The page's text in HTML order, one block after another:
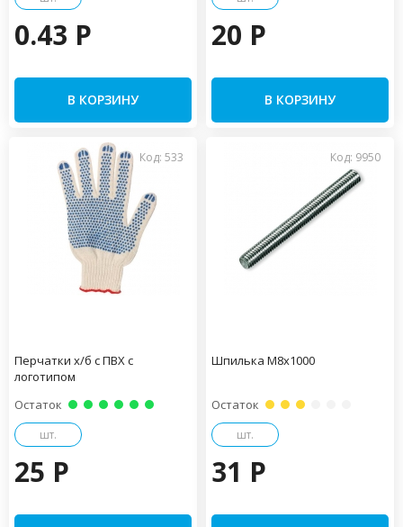
0.43 P
В КОРЗИНУ
20 P
В КОРЗИНУ
Код: 533
Перчатки х/б с ПВХ с
логотипом
Остаток
шт.
25 P
Код: 9950
Шпилька М8х1000
Остаток
шт.
31 P